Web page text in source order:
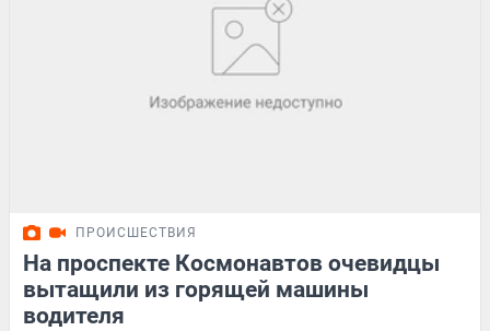
ПРОИСШЕСТВИЯ
На проспекте Космонавтов очевидцы
вытащили из горящей машины
водителя